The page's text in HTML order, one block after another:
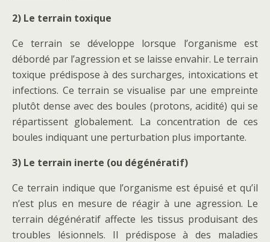
2) Le terrain toxique
Ce terrain se développe lorsque l’organisme est
débordé par l’agression et se laisse envahir. Le terrain
toxique prédispose à des surcharges, intoxications et
infections. Ce terrain se visualise par une empreinte
plutôt dense avec des boules (protons, acidité) qui se
répartissent globalement. La concentration de ces
boules indiquant une perturbation plus importante.
3) Le terrain inerte (ou dégénératif)
Ce terrain indique que l’organisme est épuisé et qu’il
n’est plus en mesure de réagir à une agression. Le
terrain dégénératif affecte les tissus produisant des
troubles lésionnels. Il prédispose à des maladies